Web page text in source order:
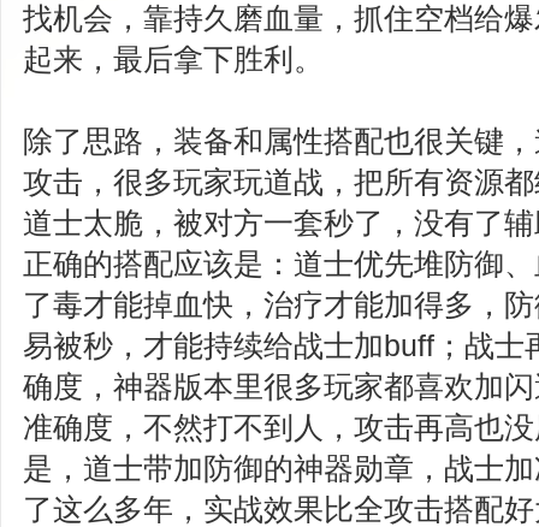
找机会，靠持久磨血量，抓住空档给
起来，最后拿下胜利。
除了思路，装备和属性搭配也很关键
攻击，很多玩家玩道战，把所有资源
道士太脆，被对方一套秒了，没有了
正确的搭配应该是：道士优先堆防御
了毒才能掉血快，治疗才能加得多，
易被秒，才能持续给战士加buff；战士
确度，神器版本里很多玩家都喜欢加
准确度，不然打不到人，攻击再高也
是，道士带加防御的神器勋章，战士
了这么多年，实战效果比全攻击搭配